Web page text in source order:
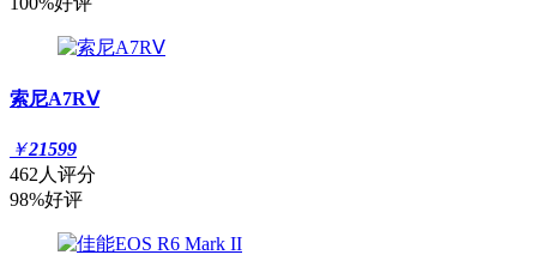
索尼A7RⅤ
￥21599
462人评分
98%好评